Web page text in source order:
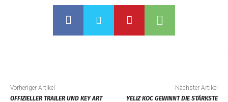
Vorheriger Artikel
OFFIZIELLER TRAILER UND KEY ART
Nächster Artikel
YELIZ KOC GEWINNT DIE STÄRKSTE